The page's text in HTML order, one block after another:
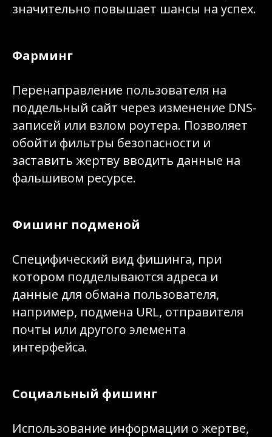
значительно повышает шансы на успех.
Фарминг
Перенаправление пользователя на
поддельный сайт через изменение DNS-
записей или взлом роутера. Позволяет
обойти фильтры безопасности и
заставить жертву вводить данные на
фальшивом ресурсе.
Фишинг подменой
Специфический вид фишинга, при
котором подделываются адреса и
данные для обмана пользователя,
например, подмена URL, отправителя
почты или другого элемента
интерфейса.
Социальный фишинг
Использование информации о жертве,